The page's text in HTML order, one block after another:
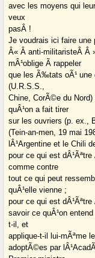
avec les moyens qui
veux
pasÂ !
Je voudrais ici faire une
Â« Â anti-militaristeÂ Â
mÂ¹oblige Ã rappeler
que les Ã‰tats oÃ¹ une
(U.R.S.S.,
Chine, CorÃ©e du
quÂ¹on a fait tirer
sur les ouvriers (p. ex.,
(Tein-an-men, 19 mai
lÂ¹Argentine et le Chili
pour ce qui est
comme contre
tout ce qui peut
quÂ¹elle vienne ;
pour ce qui est
savoir ce quÂ¹on
t-il, et
applique-t-il lui-mÃªme
adoptÃ©es par